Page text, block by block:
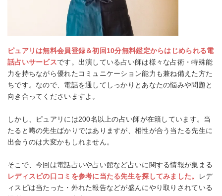
ピュアリは無料会員登録＆初回10分無料鑑定からはじめられる電
話占いサービスです。出演している占い師は様々な占術・特殊能
力を持ちながら優れたコミュニケーション能力も兼ね備えた方た
ちです。なので、電話を通してしっかりとあなたの悩みや問題と
向き合ってくださいますよ。
しかし、ピュアリには200名以上の占い師が在籍しています。当
たると噂の先生ばかりではありますが、相性が合う当たる先生に
出会うのは大変かもしれません。
そこで、今回は電話占いや占い館など占いに関する情報が集まる
レディスピの口コミを参考に当たる先生を探してみました。
レデ
ィスピは当たった・外れた報告などが盛んにやり取りされている